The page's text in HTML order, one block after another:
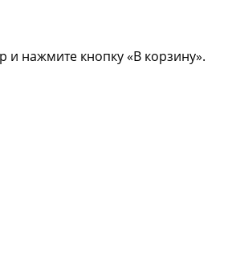
и нажмите кнопку «В корзину».